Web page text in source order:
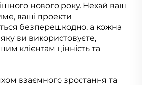
нового року. Нехай ваш
ваші проекти
безперешкодно, а кожна
яку ви використовуєте,
клієнтам цінність та
взаємного зростання та